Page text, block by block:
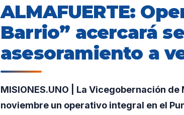
ALMAFUERTE:
Barrio” acercará
asesoramiento a
MISIONES.UNO | La Vicegobernación
noviembre un operativo integral en el